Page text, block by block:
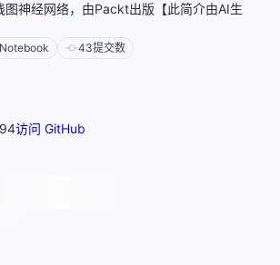
神经网络，由Packt出版【此简介由AI生
43提交数
访问 GitHub